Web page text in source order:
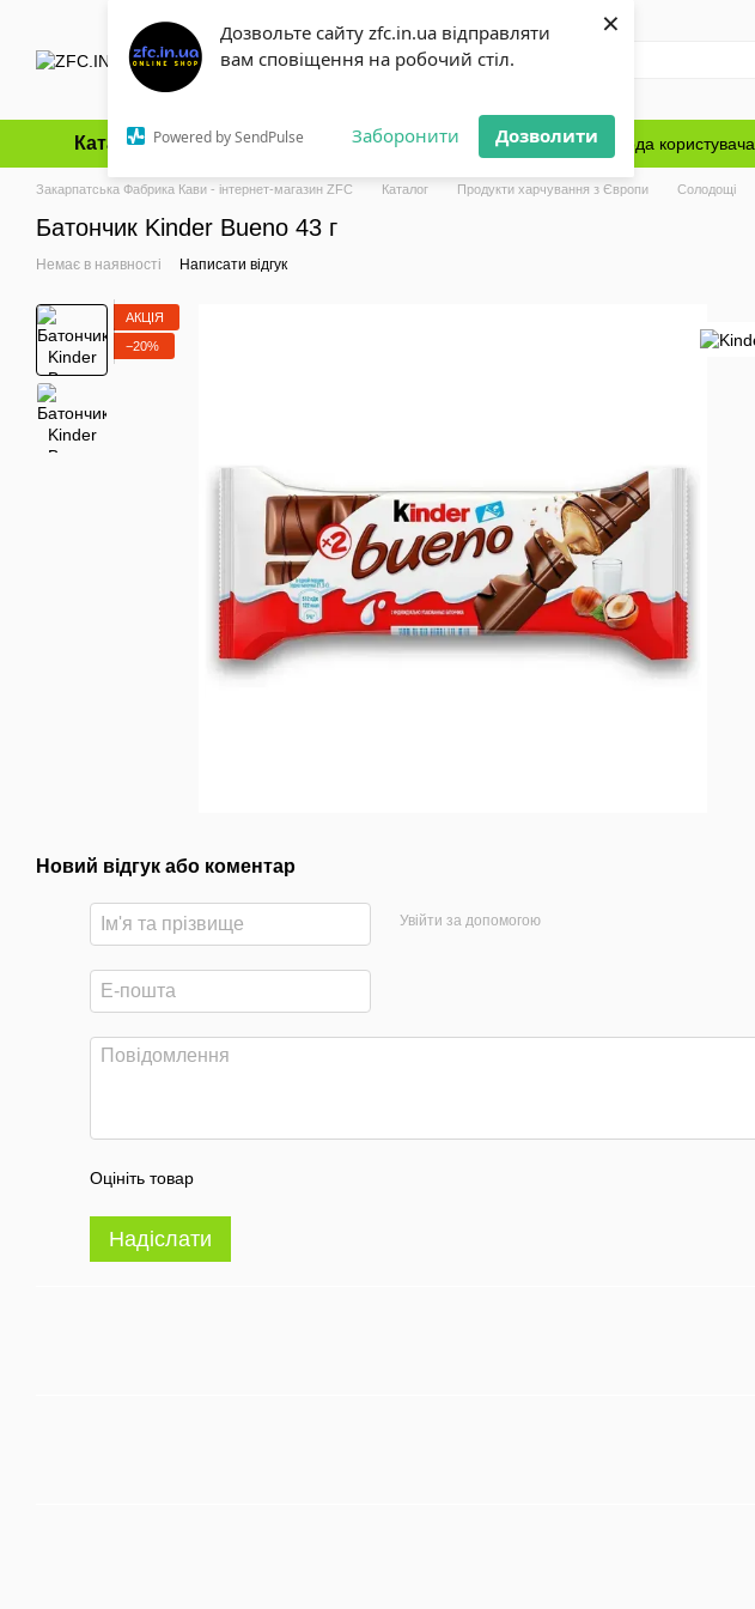
Дозвольте сайту zfc.in.ua відправляти
вам сповіщення на робочий стіл.
Powered by SendPulse Заборонити Дозволити
×
Перейти до основного контенту
Каталог Оплата і доставка Обмін та повернення Блог Угода користувача
Закарпатська Фабрика Кави - інтернет-магазин ZFC Каталог Продукти харчування з Європи Солодощі
Батончик Kinder Bueno 43 г
Немає в наявності Написати відгук
АКЦІЯ
−20%
Новий відгук або коментар
Увійти за допомогою
Оцініть товар
Надіслати